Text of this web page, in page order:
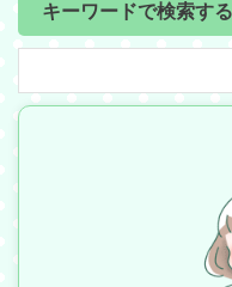
キーワードで検索する